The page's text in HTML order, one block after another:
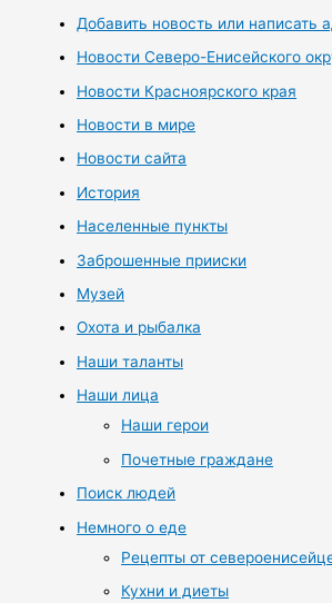
Добавить новость или написать
Новости Северо-Енисейского
Новости Красноярского края
Новости в мире
Новости сайта
История
Населенные пункты
Заброшенные прииски
Музей
Охота и рыбалка
Наши таланты
Наши лица
Наши герои
Почетные граждане
Поиск людей
Немного о еде
Рецепты от
Кухни и диеты